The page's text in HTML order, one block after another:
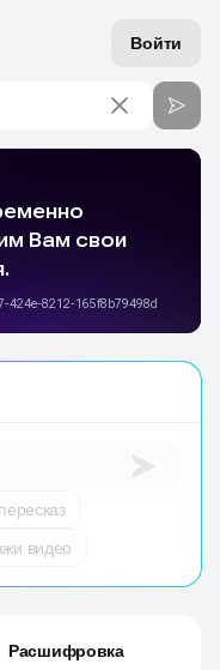
Войти
видео
Расшифровка